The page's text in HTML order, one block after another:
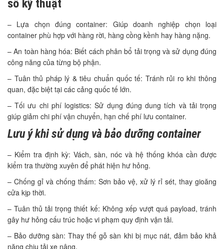
số kỹ thuật
– Lựa chọn đúng container: Giúp doanh nghiệp chọn loại
container phù hợp với hàng rời, hàng cồng kềnh hay hàng nặng.
– An toàn hàng hóa: Biết cách phân bổ tải trọng và sử dụng đúng
công năng của từng bộ phận.
– Tuân thủ pháp lý & tiêu chuẩn quốc tế: Tránh rủi ro khi thông
quan, đặc biệt tại các cảng quốc tế lớn.
– Tối ưu chi phí logistics: Sử dụng đúng dung tích và tải trọng
giúp giảm chi phí vận chuyển, hạn chế phí lưu container.
Lưu ý khi sử dụng và bảo dưỡng container
– Kiểm tra định kỳ: Vách, sàn, nóc và hệ thống khóa cần được
kiểm tra thường xuyên để phát hiện hư hỏng.
– Chống gỉ và chống thấm: Sơn bảo vệ, xử lý rỉ sét, thay gioăng
cửa kịp thời.
– Tuân thủ tải trọng thiết kế: Không xếp vượt quá payload, tránh
gây hư hỏng cấu trúc hoặc vi phạm quy định vận tải.
– Bảo dưỡng sàn: Thay thế gỗ sàn khi bị mục nát, đảm bảo khả
năng chịu tải xe nâng.